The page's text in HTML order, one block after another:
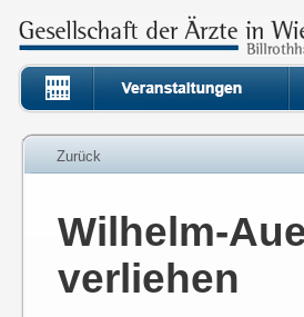
Zurück
Wilhelm-
verliehen